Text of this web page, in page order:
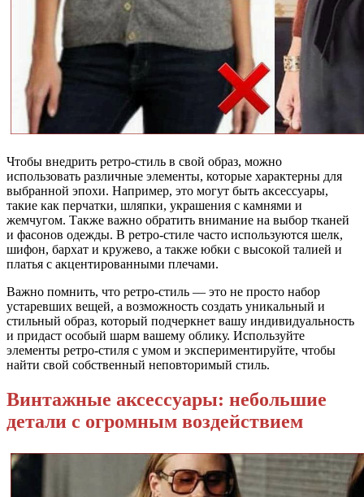
Чтобы внедрить ретро-стиль в свой образ, можно
использовать различные элементы, которые характерны для
выбранной эпохи. Например, это могут быть аксессуары,
такие как перчатки, шляпки, украшения с камнями и
жемчугом. Также важно обратить внимание на выбор тканей
и фасонов одежды. В ретро-стиле часто используются шелк,
шифон, бархат и кружево, а также юбки с высокой талией и
платья с акцентированными плечами.
Важно помнить, что ретро-стиль — это не просто набор
устаревших вещей, а возможность создать уникальный и
стильный образ, который подчеркнет вашу индивидуальность
и придаст особый шарм вашему облику. Используйте
элементы ретро-стиля с умом и экспериментируйте, чтобы
найти свой собственный неповторимый стиль.
Винтажные аксессуары: небольшие
детали с огромным воздействием